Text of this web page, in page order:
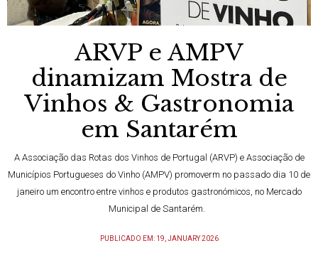
ARVP e AMPV
dinamizam Mostra de
Vinhos & Gastronomia
em Santarém
A Associação das Rotas dos Vinhos de Portugal (ARVP) e Associação de
Municípios Portugueses do Vinho (AMPV) promoverm no passado dia 10 de
janeiro um encontro entre vinhos e produtos gastronómicos, no Mercado
Municipal de Santarém.
PUBLICADO EM: 19, JANUARY 2026